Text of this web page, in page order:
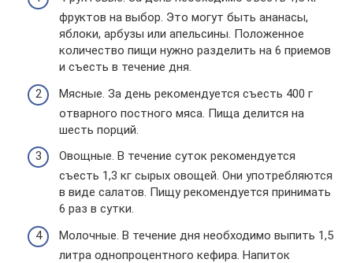
фруктов на выбор. Это могут быть ананасы,
яблоки, арбузы или апельсины. Положенное
количество пищи нужно разделить на 6 приемов
и съесть в течение дня.
Мясные. За день рекомендуется съесть 400 г
отварного постного мяса. Пища делится на
шесть порций.
Овощные. В течение суток рекомендуется
съесть 1,3 кг сырых овощей. Они употребляются
в виде салатов. Пищу рекомендуется принимать
6 раз в сутки.
Молочные. В течение дня необходимо выпить 1,5
литра однопроцентного кефира. Напиток